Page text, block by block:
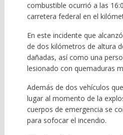
combustible ocurrió a las
carretera federal en el
En este incidente que
de dos kilómetros de altura
dañadas, así como una
lesionado con quemaduras
Además de dos vehículos
lugar al momento de la
cuerpos de emergencia se
para sofocar el incendio.